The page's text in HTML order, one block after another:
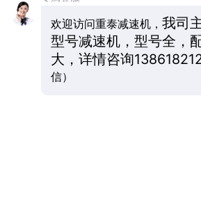
欢迎访问重泰减速机， 我司
型号减速机，型号全，
大，详情咨询
信）